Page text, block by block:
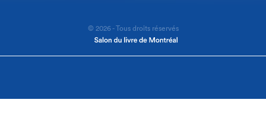
© 2026 - Tous droits réservés